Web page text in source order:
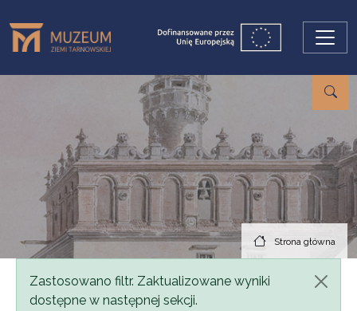
Strona główna
Komunikat
Zastosowano filtr. Zaktualizowane wyniki
dostępne w następnej sekcji.